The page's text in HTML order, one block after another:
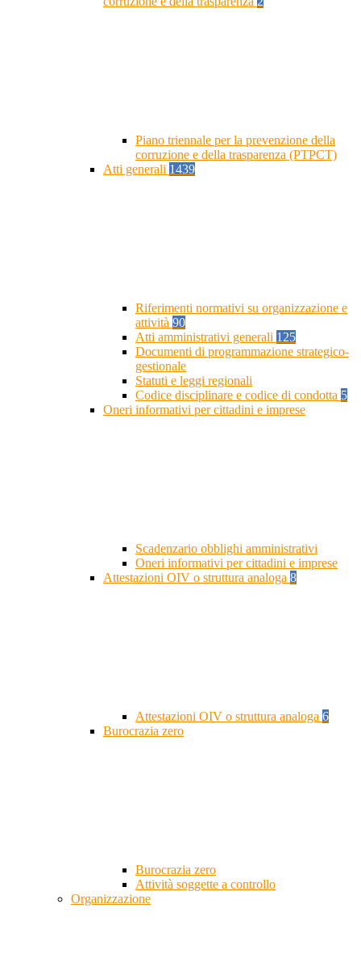
Piano triennale per la prevenzione della
corruzione e della trasparenza (PTPCT)
Atti generali 1439
Riferimenti normativi su organizzazione e
attività 90
Atti amministrativi generali 125
Documenti di programmazione strategico-
gestionale
Statuti e leggi regionali
Codice disciplinare e codice di condotta 5
Oneri informativi per cittadini e imprese
Scadenzario obblighi amministrativi
Oneri informativi per cittadini e imprese
Attestazioni OIV o struttura analoga 8
Attestazioni OIV o struttura analoga 6
Burocrazia zero
Burocrazia zero
Attività soggette a controllo
Organizzazione